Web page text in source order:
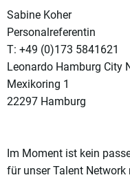
Sabine Koher
Personalreferentin
T: +49 (0)173 5841621
Leonardo Hamburg City
Mexikoring 1
22297 Hamburg
Im Moment ist kein
für unser Talent Network